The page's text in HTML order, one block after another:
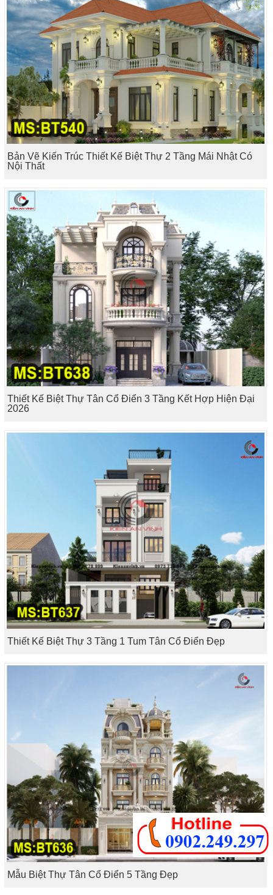
Bản Vẽ Kiến Trúc Thiết Kế Biệt Thự 2 Tầng Mái Nhật Có
Nội Thất
Thiết Kế Biệt Thự Tân Cổ Điển 3 Tầng Kết Hợp Hiện Đại
2026
Thiết Kế Biệt Thự 3 Tầng 1 Tum Tân Cổ Điển Đẹp
Mẫu Biệt Thự Tân Cổ Điển 5 Tầng Đẹp